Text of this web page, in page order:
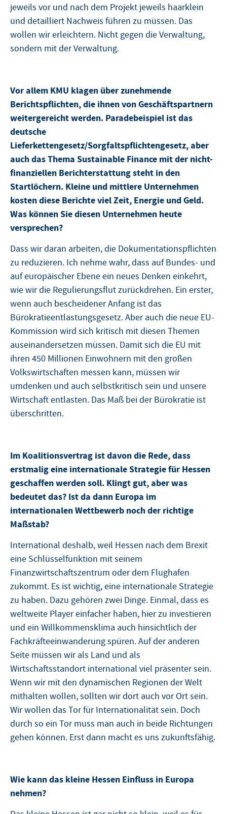
jeweils vor und nach dem Projekt jeweils haarklein
und detailliert Nachweis führen zu müssen. Das
wollen wir erleichtern. Nicht gegen die Verwaltung,
sondern mit der Verwaltung.
Vor allem KMU klagen über zunehmende
Berichtspflichten, die ihnen von Geschäftspartnern
weitergereicht werden. Paradebeispiel ist das
deutsche
Lieferkettengesetz/Sorgfaltspflichtengesetz, aber
auch das Thema Sustainable Finance mit der nicht-
finanziellen Berichterstattung steht in den
Startlöchern. Kleine und mittlere Unternehmen
kosten diese Berichte viel Zeit, Energie und Geld.
Was können Sie diesen Unternehmen heute
versprechen?
Dass wir daran arbeiten, die Dokumentationspflichten
zu reduzieren. Ich nehme wahr, dass auf Bundes- und
auf europäischer Ebene ein neues Denken einkehrt,
wie wir die Regulierungsflut zurückdrehen. Ein erster,
wenn auch bescheidener Anfang ist das
Bürokratieentlastungsgesetz. Aber auch die neue EU-
Kommission wird sich kritisch mit diesen Themen
auseinandersetzen müssen. Damit sich die EU mit
ihren 450 Millionen Einwohnern mit den großen
Volkswirtschaften messen kann, müssen wir
umdenken und auch selbstkritisch sein und unsere
Wirtschaft entlasten. Das Maß bei der Bürokratie ist
überschritten.
Im Koalitionsvertrag ist davon die Rede, dass
erstmalig eine internationale Strategie für Hessen
geschaffen werden soll. Klingt gut, aber was
bedeutet das? Ist da dann Europa im
internationalen Wettbewerb noch der richtige
Maßstab?
International deshalb, weil Hessen nach dem Brexit
eine Schlüsselfunktion mit seinem
Finanzwirtschaftszentrum oder dem Flughafen
zukommt. Es ist wichtig, eine internationale Strategie
zu haben. Dazu gehören zwei Dinge. Einmal, dass es
weltweite Player einfacher haben, hier zu investieren
und ein Willkommensklima auch hinsichtlich der
Fachkräfteeinwanderung spüren. Auf der anderen
Seite müssen wir als Land und als
Wirtschaftsstandort international viel präsenter sein.
Wenn wir mit den dynamischen Regionen der Welt
mithalten wollen, sollten wir dort auch vor Ort sein.
Wir wollen das Tor für Internationalität sein. Doch
durch so ein Tor muss man auch in beide Richtungen
gehen können. Erst dann macht es uns zukunftsfähig.
Wie kann das kleine Hessen Einfluss in Europa
nehmen?